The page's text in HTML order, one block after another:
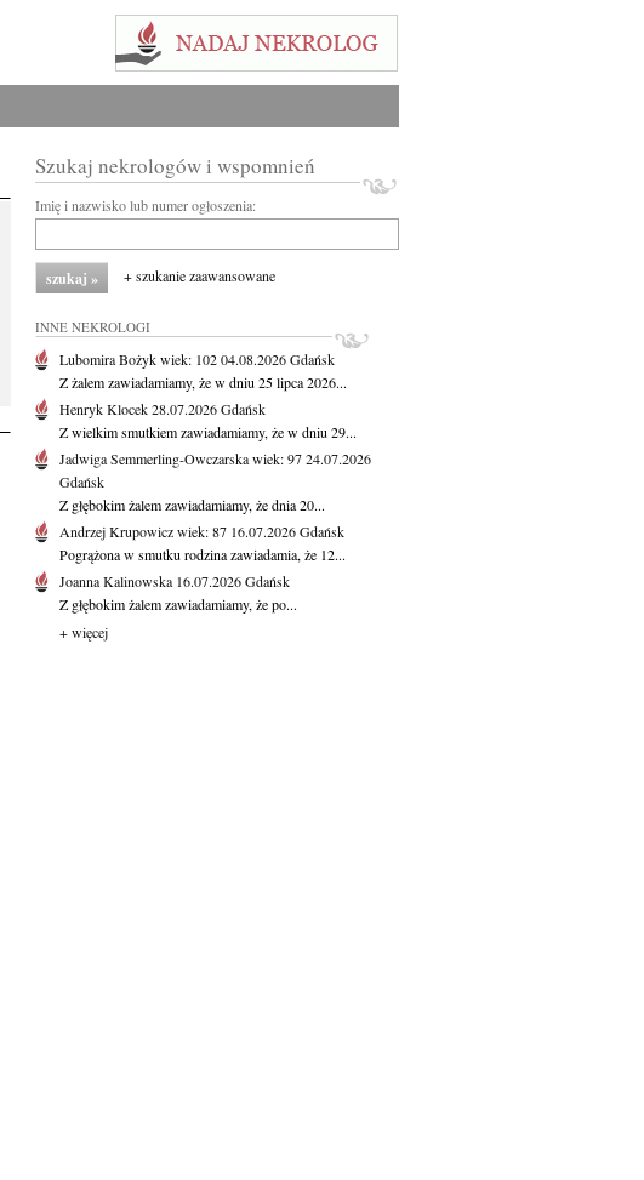
Szukaj nekrologów i wspomnień
Imię i nazwisko lub numer ogłoszenia:
+ szukanie zaawansowane
INNE NEKROLOGI
Lubomira Bożykwiek: 10204.08.2026Gdańsk
Z żalem zawiadamiamy, że w dniu 25 lipca 2026...
Henryk Klocek28.07.2026Gdańsk
Z wielkim smutkiem zawiadamiamy, że w dniu 29...
Jadwiga Semmerling-Owczarskawiek: 9724.07.2026
Gdańsk
Z głębokim żalem zawiadamiamy, że dnia 20...
Andrzej Krupowiczwiek: 87 16.07.2026Gdańsk
Pogrążona w smutku rodzina zawiadamia, że 12...
Joanna Kalinowska 16.07.2026Gdańsk
Z głębokim żalem zawiadamiamy, że po...
+ więcej